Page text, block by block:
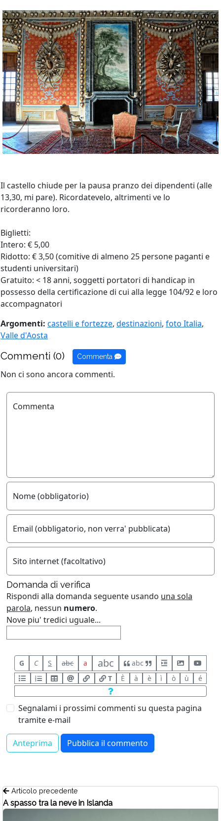
Il castello chiude per la pausa pranzo dei dipendenti (alle
13,30, mi pare). Ricordatevelo, altrimenti ve lo
ricorderanno loro.
Biglietti:
Intero: € 5,00
Ridotto: € 3,50 (comitive di almeno 25 persone paganti e
studenti universitari)
Gratuito: < 18 anni, soggetti portatori di handicap in
possesso della certificazione di cui alla legge 104/92 e loro
accompagnatori
Argomenti: castelli e fortezze, destinazioni, foto Italia,
Valle d'Aosta
Commenti (0) Commenta
Non ci sono ancora commenti.
Commenta
Nome (obbligatorio)
Email (obbligatorio, non verra' pubblicata)
Sito internet (facoltativo)
Domanda di verifica
Rispondi alla domanda seguente usando una sola
parola, nessun numero.
Nove piu' tredici uguale...
G C S abc a abc
abc
T
È à è ì ò ù é
Segnalami i prossimi commenti su questa pagina
tramite e-mail
Articolo precedente
A spasso tra la neve in Islanda